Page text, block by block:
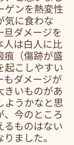
ゲンを熱変性
気に食わな
旦ダメージを
人は白人に比
痕（傷跡が盛
起こしやすい
もダメージが
きいものがあ
ようかなと思
、今のところ
るものはない
ました。